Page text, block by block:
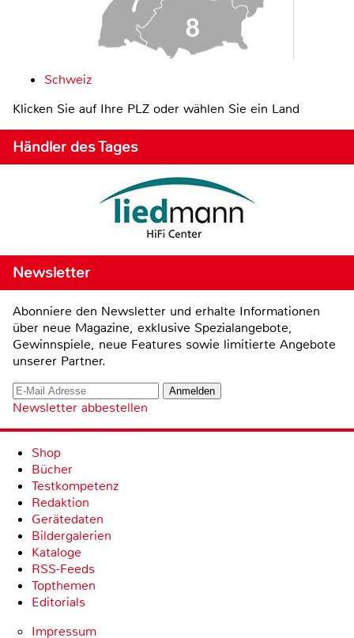
Schweiz
Klicken Sie auf Ihre PLZ oder wählen Sie ein Land
Händler des Tages
Newsletter
Abonniere den Newsletter und erhalte Informationen
über neue Magazine, exklusive Spezialangebote,
Gewinnspiele, neue Features sowie limitierte Angebote
unserer Partner.
Newsletter abbestellen
Shop
Bücher
Testkompetenz
Redaktion
Gerätedaten
Bildergalerien
Kataloge
RSS-Feeds
Topthemen
Editorials
Impressum